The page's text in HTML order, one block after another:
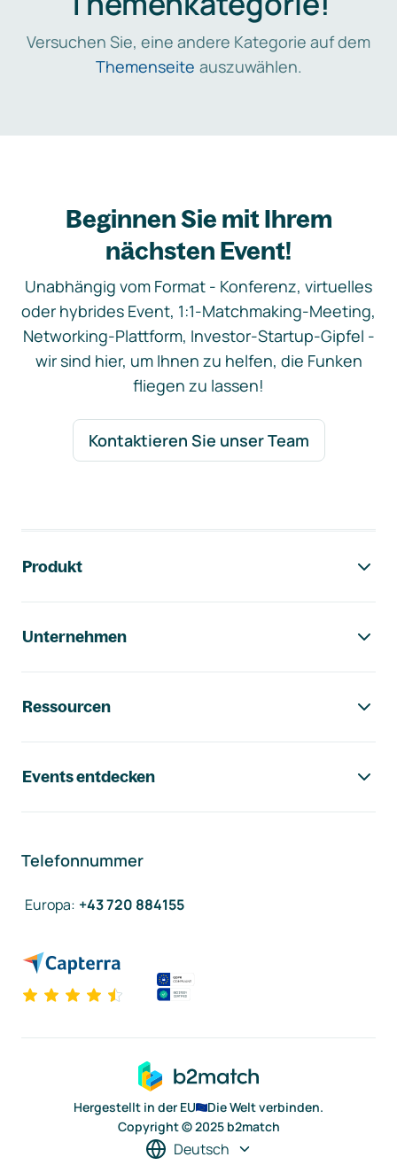
Versuchen Sie, eine andere Kategorie auf dem
Themenseite auszuwählen.
Beginnen Sie mit Ihrem
nächsten Event!
Unabhängig vom Format - Konferenz, virtuelles
oder hybrides Event, 1:1-Matchmaking-Meeting,
Networking-Plattform, Investor-Startup-Gipfel -
wir sind hier, um Ihnen zu helfen, die Funken
fliegen zu lassen!
Kontaktieren Sie unser Team
Produkt
Unternehmen
Ressourcen
Events entdecken
Telefonnummer
Europa: +43 720 884155
Hergestellt in der EU
Die Welt verbinden.
Copyright © 2025 b2match
Deutsch